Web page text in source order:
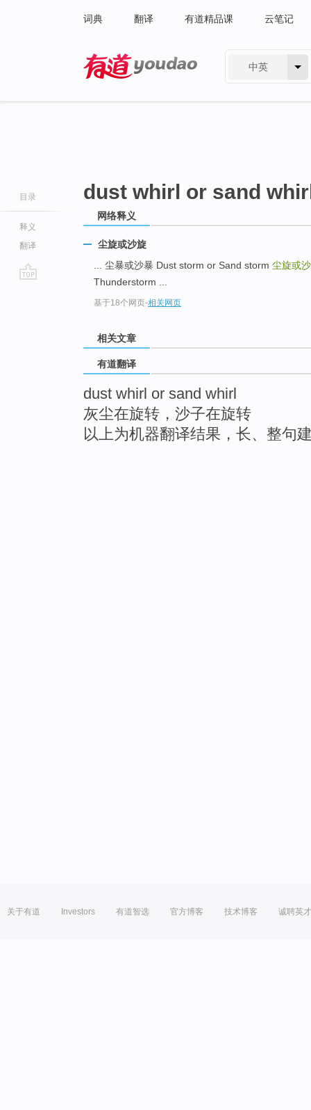
词典 翻译 有道精品课 云笔记
中英
目录
释义
翻译
dust whirl or sand
网络释义
尘旋或沙旋
... 尘暴或沙暴 Dust storm or Sand storm 尘旋或
Thunderstorm ...
基于18个网页-相关网页
相关文章
有道翻译
dust whirl or sand whirl
灰尘在旋转，沙子在旋转
以上为机器翻译结果，长、整句
关于有道 Investors 有道智选 官方博客 技术博客 诚聘英才